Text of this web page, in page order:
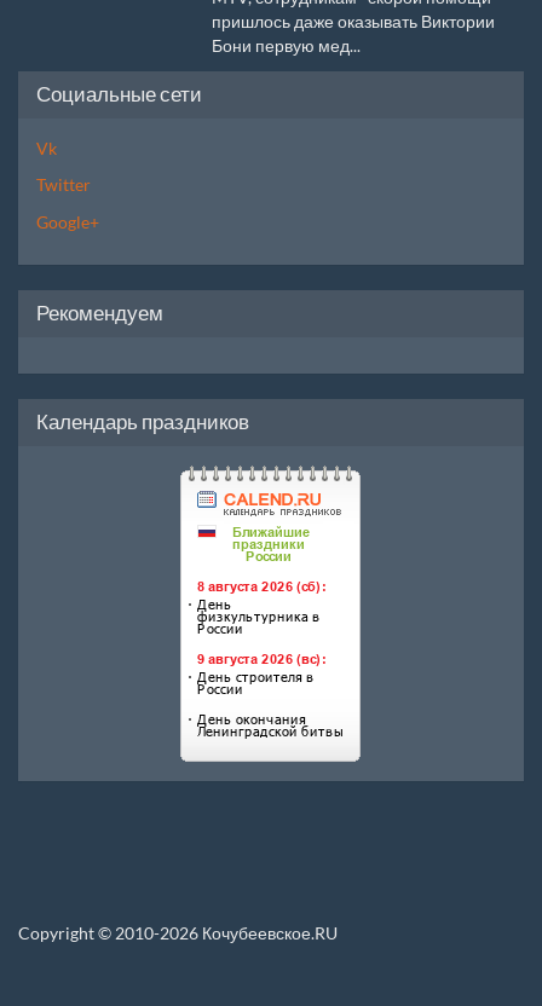
пришлось даже оказывать Виктории
Бони первую мед...
Социальные сети
Vk
Twitter
Google+
Рекомендуем
Календарь праздников
Copyright © 2010-2026 Кочубеевское.RU